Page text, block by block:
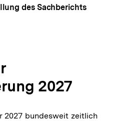
des Sachberichts
2027
2027 bundesweit zeitlich